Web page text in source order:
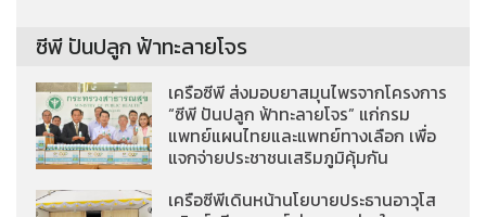
ซีพี ปันปลูก ฟ้าทะลายโจร
เครือซีพี ส่งมอบยาสมุนไพรจากโครงการ
“ซีพี ปันปลูก ฟ้าทะลายโจร” แก่กรม
แพทย์แผนไทยและแพทย์ทางเลือก เพื่อ
แจกจ่ายประชาชนเสริมภูมิคุ้มกัน
เครือซีพีเดินหน้านโยบายประธานอาวุโส